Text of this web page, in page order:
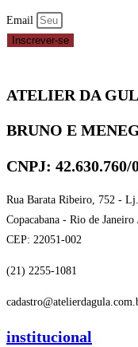
Email
Inscrever-se
ATELIER DA
BRUNO E
CNPJ: 42.630.760/
Rua Barata Ribeiro, 752 -
Copacabana - Rio de Janeiro
CEP: 22051-002
(21) 2255-1081
institucional